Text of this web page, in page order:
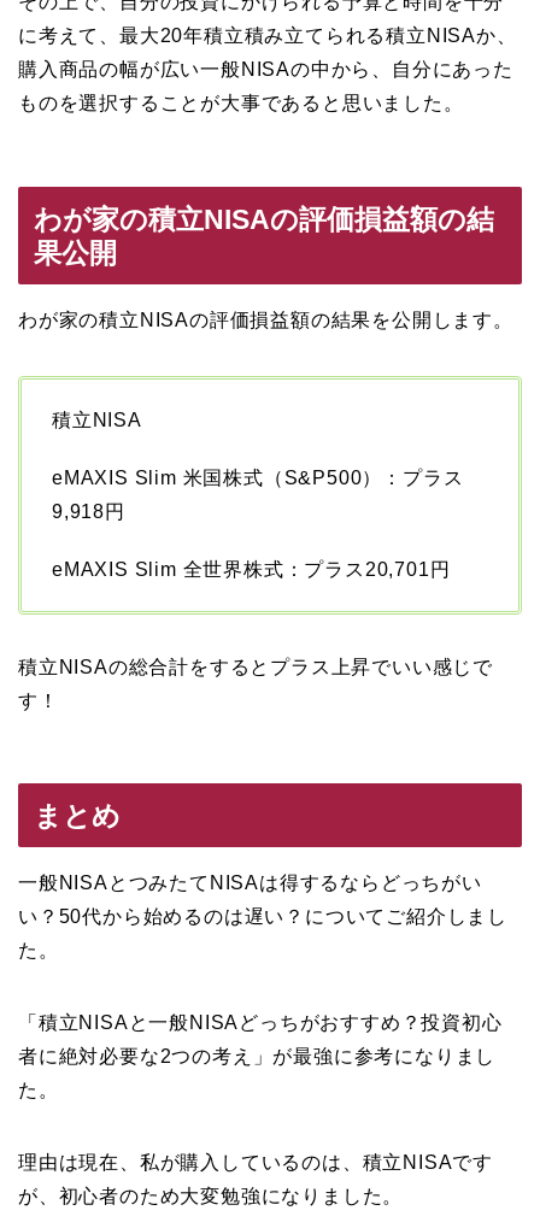
に考えて、最大20年積立積み立てられる積立NISAか、
購入商品の幅が広い一般NISAの中から、自分にあった
ものを選択することが大事であると思いました。
わが家の積立NISAの評価損益額の結
果公開
わが家の積立NISAの評価損益額の結果を公開します。
積立NISA
eMAXIS Slim 米国株式（S&P500）：プラス
9,918円
eMAXIS Slim 全世界株式：プラス20,701円
積立NISAの総合計をするとプラス上昇でいい感じで
す！
まとめ
一般NISAとつみたてNISAは得するならどっちがい
い？50代から始めるのは遅い？についてご紹介しまし
た。
「積立NISAと一般NISAどっちがおすすめ？投資初心
者に絶対必要な2つの考え」が最強に参考になりまし
た。
理由は現在、私が購入しているのは、積立NISAです
が、初心者のため大変勉強になりました。